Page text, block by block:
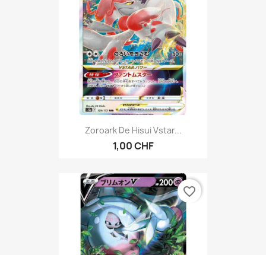
Zoroark De Hisui Vstar...
1,00 CHF
favorite_border